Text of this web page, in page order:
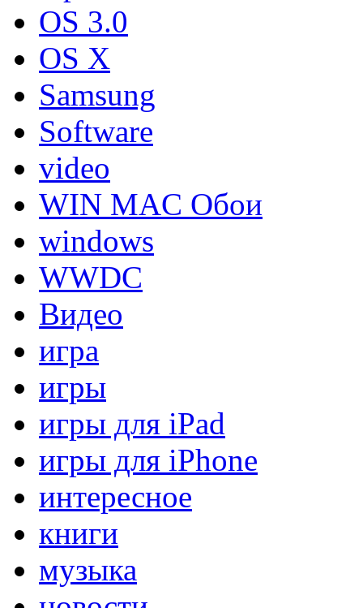
OS 3.0
OS X
Samsung
Software
video
WIN MAC Обои
windows
WWDC
Видео
игра
игры
игры для iPad
игры для iPhone
интересное
книги
музыка